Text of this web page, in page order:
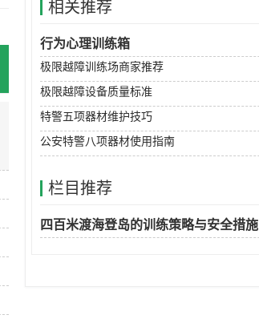
相关推荐
行为心理训练箱
极限越障训练场商家推荐
极限越障设备质量标准
特警五项器材维护技巧
公安特警八项器材使用指南
栏目推荐
四百米渡海登岛的训练策略与安全措施